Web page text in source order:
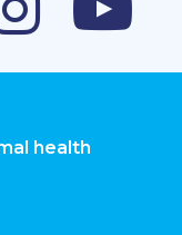
health